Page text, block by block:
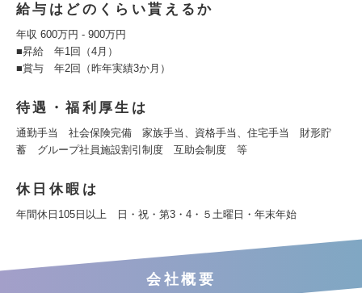
給与はどのくらい貰えるか
年収 600万円 - 900万円
■昇給 年1回（4月）
■賞与 年2回（昨年実績3か月）
待遇・福利厚生は
通勤手当 社会保険完備 家族手当、資格手当、住宅手当 財形貯
蓄 グループ社員施設割引制度 互助会制度 等
休日休暇は
年間休日105日以上 日・祝・第3・4・５土曜日・年末年始
会社概要